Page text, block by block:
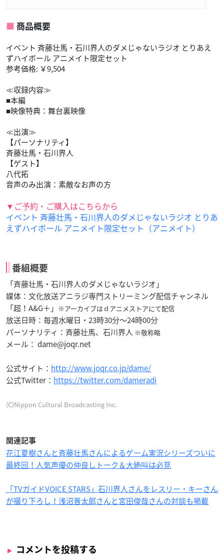
商品概要
イベント 斉藤壮馬・石川界人のダメじゃないラジオ とりあえ
ずハイボール アニメイト限定セット
参考価格: ￥9,504
≪収録内容≫
■本編
■映像特典：舞台裏映像
≪出演≫
【パーソナリティ】
斉藤壮馬・石川界人
【ゲスト】
八代拓
音声のみ出演：素敵なお声の方
▼ご予約・ご購入はこちらから
イベント 斉藤壮馬・石川界人のダメじゃないラジオ とりあ
えずハイボール アニメイト限定セット（アニメイト）
番組概要
「斉藤壮馬・石川界人のダメじゃないラジオ」
媒体：文化放送アニラジ専門ストリーミング配信チャンネル
「超！A&G＋」 ※アーカイブはｄアニメストアにて配信
放送日時：毎週水曜日・23時30分～24時00分
パーソナリティ：斉藤壮馬、石川界人 ※敬称略
メール： dame@joqr.net
公式サイト： http://www.joqr.co.jp/dame/
公式Twitter： https://twitter.com/dameradi
(C)Nippon Cultural Broadcasting Inc.
関連記事
花江夏樹さんと斉藤壮馬さんによるゲーム実況シリーズついに
最終回！人気声優の仲良しトーク＆大絶叫は必見
「TVガイドVOICE STARS」石川界人さんをレスリー・キーさん
が撮り下ろし！浅沼晋太郎さんと宮田俊哉さんの対談も掲載
コメントを投稿する